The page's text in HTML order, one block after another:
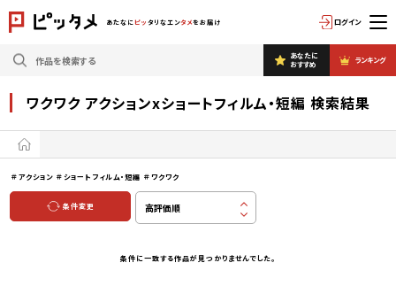
あたなに ピッ タリなエンタメをお届け ログイン
あなたに
おすすめ
ランキング
ワクワク アクションxショートフィルム・短編 検索結果
＃アクション ＃ショートフィルム・短編 ＃ワクワク
条件変更
条件に一致する作品が見つかりませんでした。